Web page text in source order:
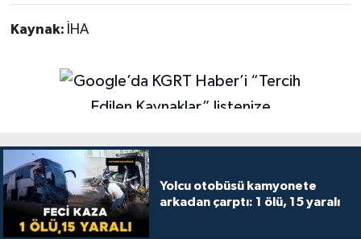
Kaynak: İHA
Yolcu otobüsü kamyonete
arkadan çarptı: 1 ölü, 15 yaralı